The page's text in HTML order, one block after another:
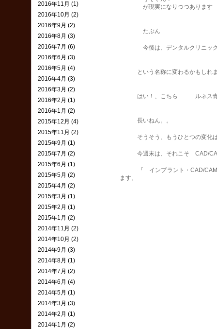
が現実になりつつあります
たぶん
今後は、デンタルクリニック
という名称に変わるかもしれ
はい！、こちら ルネス青山
長いねん。。
そうそう、もうひとつの変化は
今週末は、それこそ CAD/
『 インプラント・CAD/CAM
ます。
2016年11月 (1)
2016年10月 (2)
2016年9月 (2)
2016年8月 (3)
2016年7月 (6)
2016年6月 (3)
2016年5月 (4)
2016年4月 (3)
2016年3月 (2)
2016年2月 (1)
2016年1月 (2)
2015年12月 (4)
2015年11月 (2)
2015年9月 (1)
2015年7月 (2)
2015年6月 (1)
2015年5月 (2)
2015年4月 (2)
2015年3月 (1)
2015年2月 (1)
2015年1月 (2)
2014年11月 (2)
2014年10月 (2)
2014年9月 (3)
2014年8月 (1)
2014年7月 (2)
2014年6月 (4)
2014年5月 (1)
2014年3月 (3)
2014年2月 (1)
2014年1月 (2)